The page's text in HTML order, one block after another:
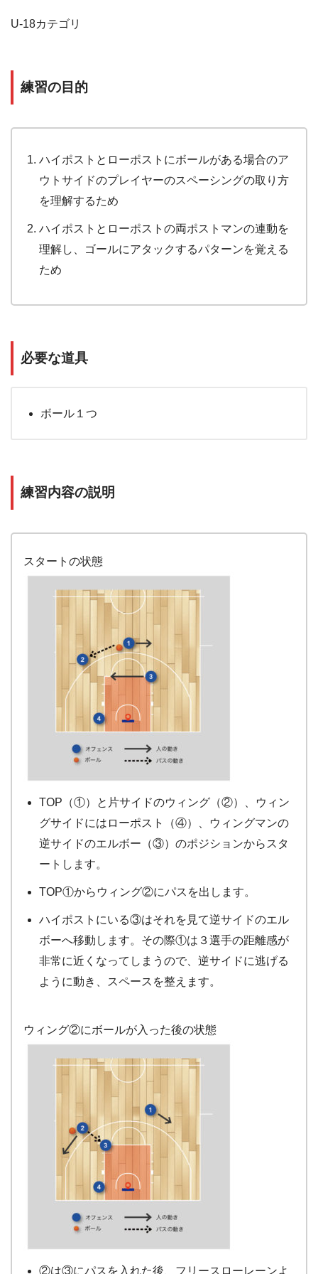
U-18カテゴリ
練習の目的
ハイポストとローポストにボールがある場合のア
ウトサイドのプレイヤーのスペーシングの取り方
を理解するため
ハイポストとローポストの両ポストマンの連動を
理解し、ゴールにアタックするパターンを覚える
ため
必要な道具
ボール１つ
練習内容の説明
スタートの状態
TOP（①）と片サイドのウィング（②）、ウィン
グサイドにはローポスト（④）、ウィングマンの
逆サイドのエルボー（③）のポジションからスタ
ートします。
TOP①からウィング②にパスを出します。
ハイポストにいる③はそれを見て逆サイドのエル
ボーへ移動します。その際①は３選手の距離感が
非常に近くなってしまうので、逆サイドに逃げる
ように動き、スペースを整えます。
ウィング②にボールが入った後の状態
②は③にパスを入れた後、フリースローレーンよ